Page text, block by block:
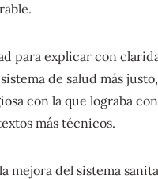
para explicar con
de salud más
con la que lograba
más técnicos.
mejora del sistema